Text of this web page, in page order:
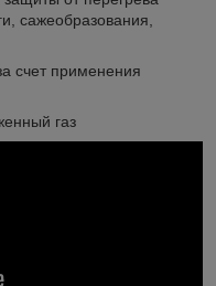
сажеобразования,
счет применения
газ